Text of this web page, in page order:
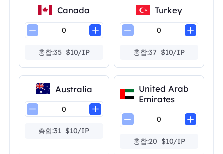
Canada
총합:35 $10/IP
Turkey
총합:37 $10/IP
Australia
총합:31 $10/IP
United Arab
Emirates
총합:20 $10/IP